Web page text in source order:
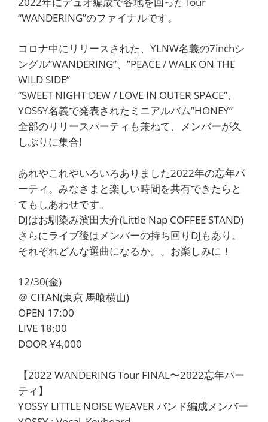
“WANDERING”のファイナルです。
コロナ中にリリースされた、YLNW名義の7inchシ
ングル”WANDERING”、”PEACE / WALK ON THE
WILD SIDE”
“SWEET NIGHT DEW / LOVE IN OUTER SPACE”、
YOSSY名義で発表されたミニアルバム”HONEY”
全部のリリースパーティも兼ねて、メンバーが久
しぶりに集合!
あれやこれやいろいろありました2022年の忘年パ
ーティ。みなさまと楽しい時間を共有できたらと
てもしあわせです。
DJはお馴染み濱田大介(Little Nap COFFEE STAND)
さらにライブ後はメンバーの持ち回りDJもあり。
それぞれどんな選曲になるか。。お楽しみに！
12/30(金)
＠ CITAN(東京 馬喰横山)
OPEN 17:00
LIVE 18:00
DOOR ¥4,000
【2022 WANDERING Tour FINAL〜2022忘年パー
ティ】
YOSSY LITTLE NOISE WEAVER バンド編成メンバー